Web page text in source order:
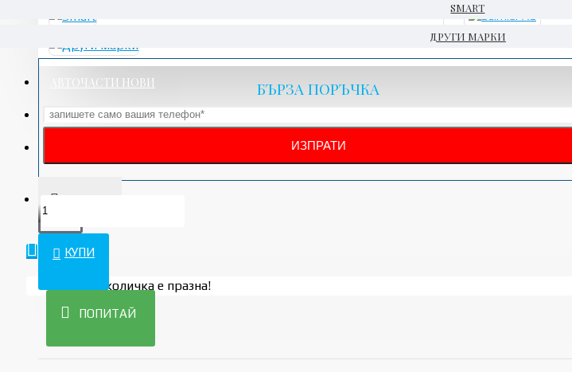
SMART
ДРУГИ МАРКИ
АВТОЧАСТИ НОВИ
АКСЕСОАРИ
Вашата количка е празна!
Daimler AG
БЪРЗА ПОРЪЧКА
КУПИ
ПОПИТАЙ